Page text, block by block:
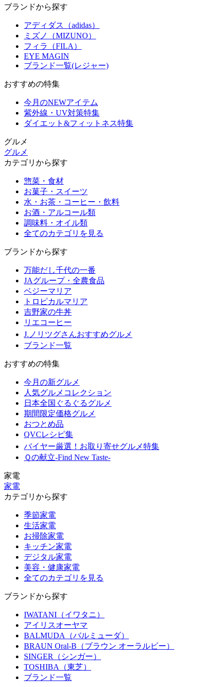
ブランドから探す
アディダス（adidas）
ミズノ（MIZUNO）
フィラ（FILA）
EYE MAGIN
ブランド一覧(レジャー)
おすすめの特集
今月のNEWアイテム
紫外線・UV対策特集
ダイエット&フィットネス特集
グルメ
グルメ
カテゴリから探す
惣菜・食材
お菓子・スイーツ
水・お茶・コーヒー・飲料
お酒・アルコール類
調味料・オイル類
全てのカテゴリを見る
ブランドから探す
万能だし千代の一番
JAグループ・全農食品
ベジーマリア
トロピカルマリア
吉野家の牛丼
リエコーヒー
J.ノリツグさんおすすめグルメ
ブランド一覧
おすすめの特集
今月の新グルメ
人気グルメコレクション
日本全国ぐるぐるグルメ
期間限定価格グルメ
おつとめ品
QVCレシピ集
バイヤー厳選！お取り寄せグルメ特集
Ｑの献立-Find New Taste-
家電
家電
カテゴリから探す
季節家電
生活家電
お掃除家電
キッチン家電
デジタル家電
美容・健康家電
全てのカテゴリを見る
ブランドから探す
IWATANI（イワタニ）
アイリスオーヤマ
BALMUDA（バルミューダ）
BRAUN Oral-B（ブラウン オーラルビー）
SINGER（シンガー）
TOSHIBA（東芝）
ブランド一覧